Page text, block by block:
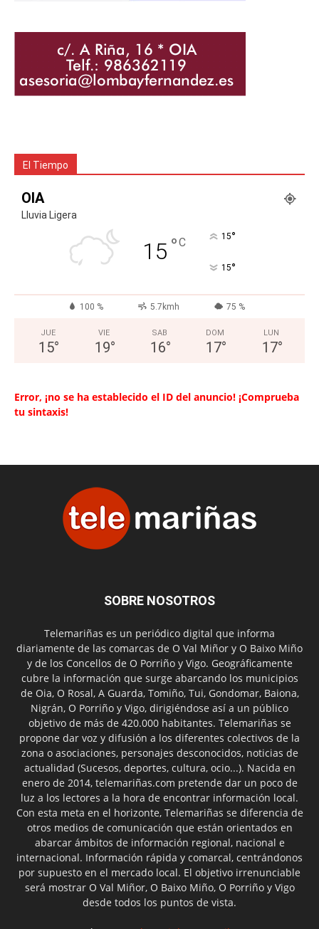
El Tiempo
OIA
Lluvia Ligera
15 °C 15°
15°
100 % 5.7kmh 75 %
JUE
15°
VIE
19°
SAB
16°
DOM
17°
LUN
17°
Error, ¡no se ha establecido el ID del anuncio! ¡Comprueba
tu sintaxis!
SOBRE NOSOTROS
Telemariñas es un periódico digital que informa
diariamente de las comarcas de O Val Miñor y O Baixo Miño
y de los Concellos de O Porriño y Vigo. Geográficamente
cubre la información que surge abarcando los municipios
de Oia, O Rosal, A Guarda, Tomiño, Tui, Gondomar, Baiona,
Nigrán, O Porriño y Vigo, dirigiéndose así a un público
objetivo de más de 420.000 habitantes. Telemariñas se
propone dar voz y difusión a los diferentes colectivos de la
zona o asociaciones, personajes desconocidos, noticias de
actualidad (Sucesos, deportes, cultura, ocio...). Nacida en
enero de 2014, telemariñas.com pretende dar un poco de
luz a los lectores a la hora de encontrar información local.
Con esta meta en el horizonte, Telemariñas se diferencia de
otros medios de comunicación que están orientados en
abarcar ámbitos de información regional, nacional e
internacional. Información rápida y comarcal, centrándonos
por supuesto en el mercado local. El objetivo irrenunciable
será mostrar O Val Miñor, O Baixo Miño, O Porriño y Vigo
desde todos los puntos de vista.